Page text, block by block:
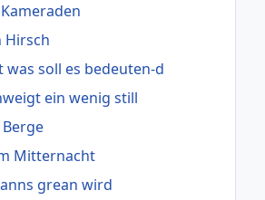
Hirsch
was soll es bedeuten-d
ein wenig still
Mitternacht
grean wird